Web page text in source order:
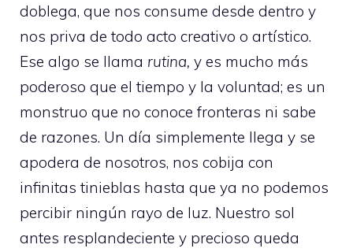
doblega, que nos consume desde dentro y
nos priva de todo acto creativo o artístico.
Ese algo se llama rutina, y es mucho más
poderoso que el tiempo y la voluntad; es un
monstruo que no conoce fronteras ni sabe
de razones. Un día simplemente llega y se
apodera de nosotros, nos cobija con
infinitas tinieblas hasta que ya no podemos
percibir ningún rayo de luz. Nuestro sol
antes resplandeciente y precioso queda